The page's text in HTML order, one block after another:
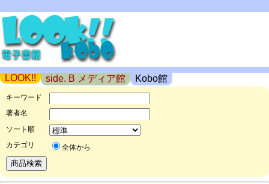
LOOK!! side. B メディア館 Kobo館
キーワード
著者名
ソート順
カテゴリ
全体から